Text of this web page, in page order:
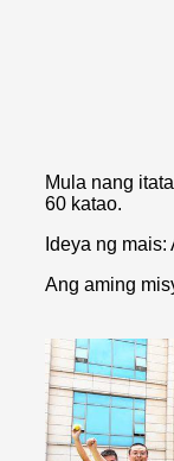
Mula nang
60 katao.
Ideya ng
Ang aming